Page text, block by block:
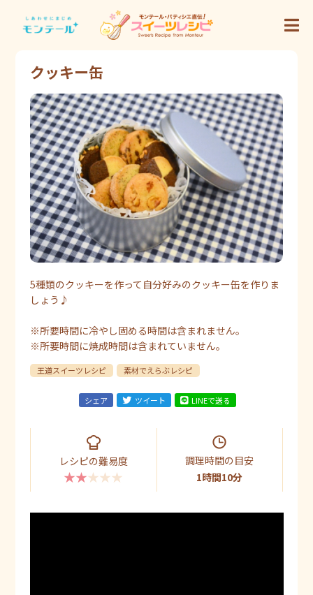
クッキー缶
5種類のクッキーを作って自分好みのクッキー缶を作りま
しょう♪
※所要時間に冷やし固める時間は含まれません。
※所要時間に焼成時間は含まれていません。
王道スイーツレシピ 素材でえらぶレシピ
シェア ツイート LINEで送る
レシピの難易度
★★★★★
調理時間の目安
1時間10分